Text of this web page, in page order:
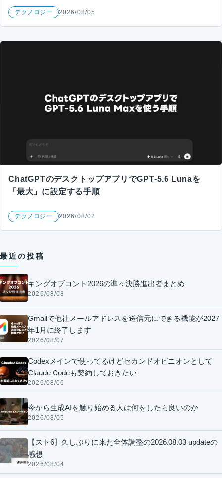
テクノロジー 2026/08/05
ChatGPTのデスクトップアプリでGPT-5.6 Lunaを
「最大」に設定する手順
テクノロジー 2026/08/02
最近の投稿
キングオブコント2026の準々決勝進出者まとめ
2026/08/08
Gmailで他社メールアドレスを送信元にできる機能が2027
年1月に終了します
2026/08/07
Codexメインで使ってるけどセカンドオピニオンとして
Claude Codeも契約しておきたい
2026/08/06
今から生成AIを触り始める人は何をしたら良いのか
2026/08/05
【スト6】久しぶりに来た全体調整の2026.08.03 updateの
感想
2026/08/04